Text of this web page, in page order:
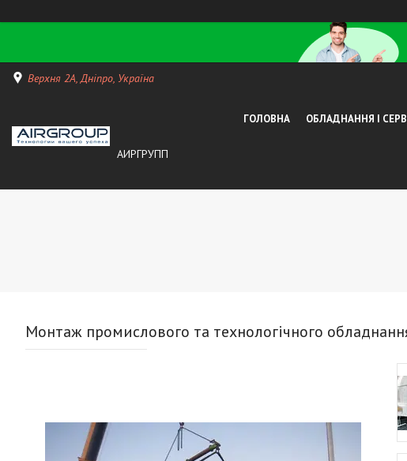
Верхня 2А, Дніпро, Україна
АИРГРУПП
ГОЛОВНА ОБЛАДНАННЯ І
Монтаж промислового та технологічного